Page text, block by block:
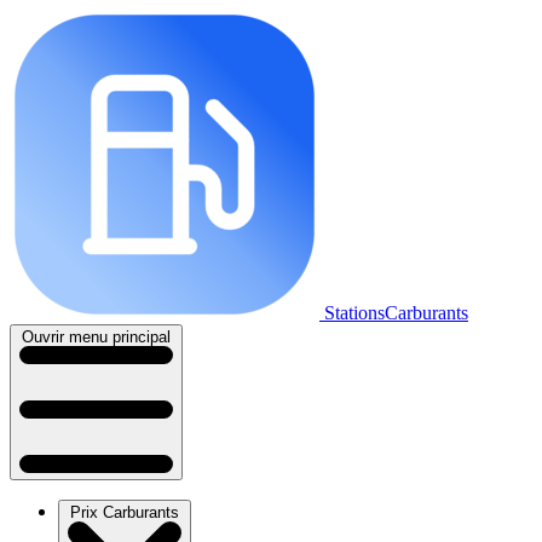
StationsCarburants
Ouvrir menu principal
Prix Carburants